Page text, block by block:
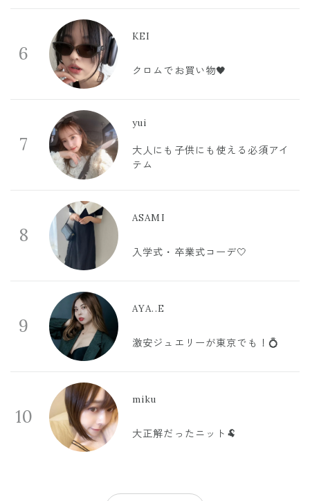
6
KEI
クロムでお買い物🖤
7
yui
大人にも子供にも使える必須アイ
テム
8
ASAMI
入学式・卒業式コーデ🤍
9
AYA..E
激安ジュエリーが東京でも！💍
10
miku
大正解だったニット🐏